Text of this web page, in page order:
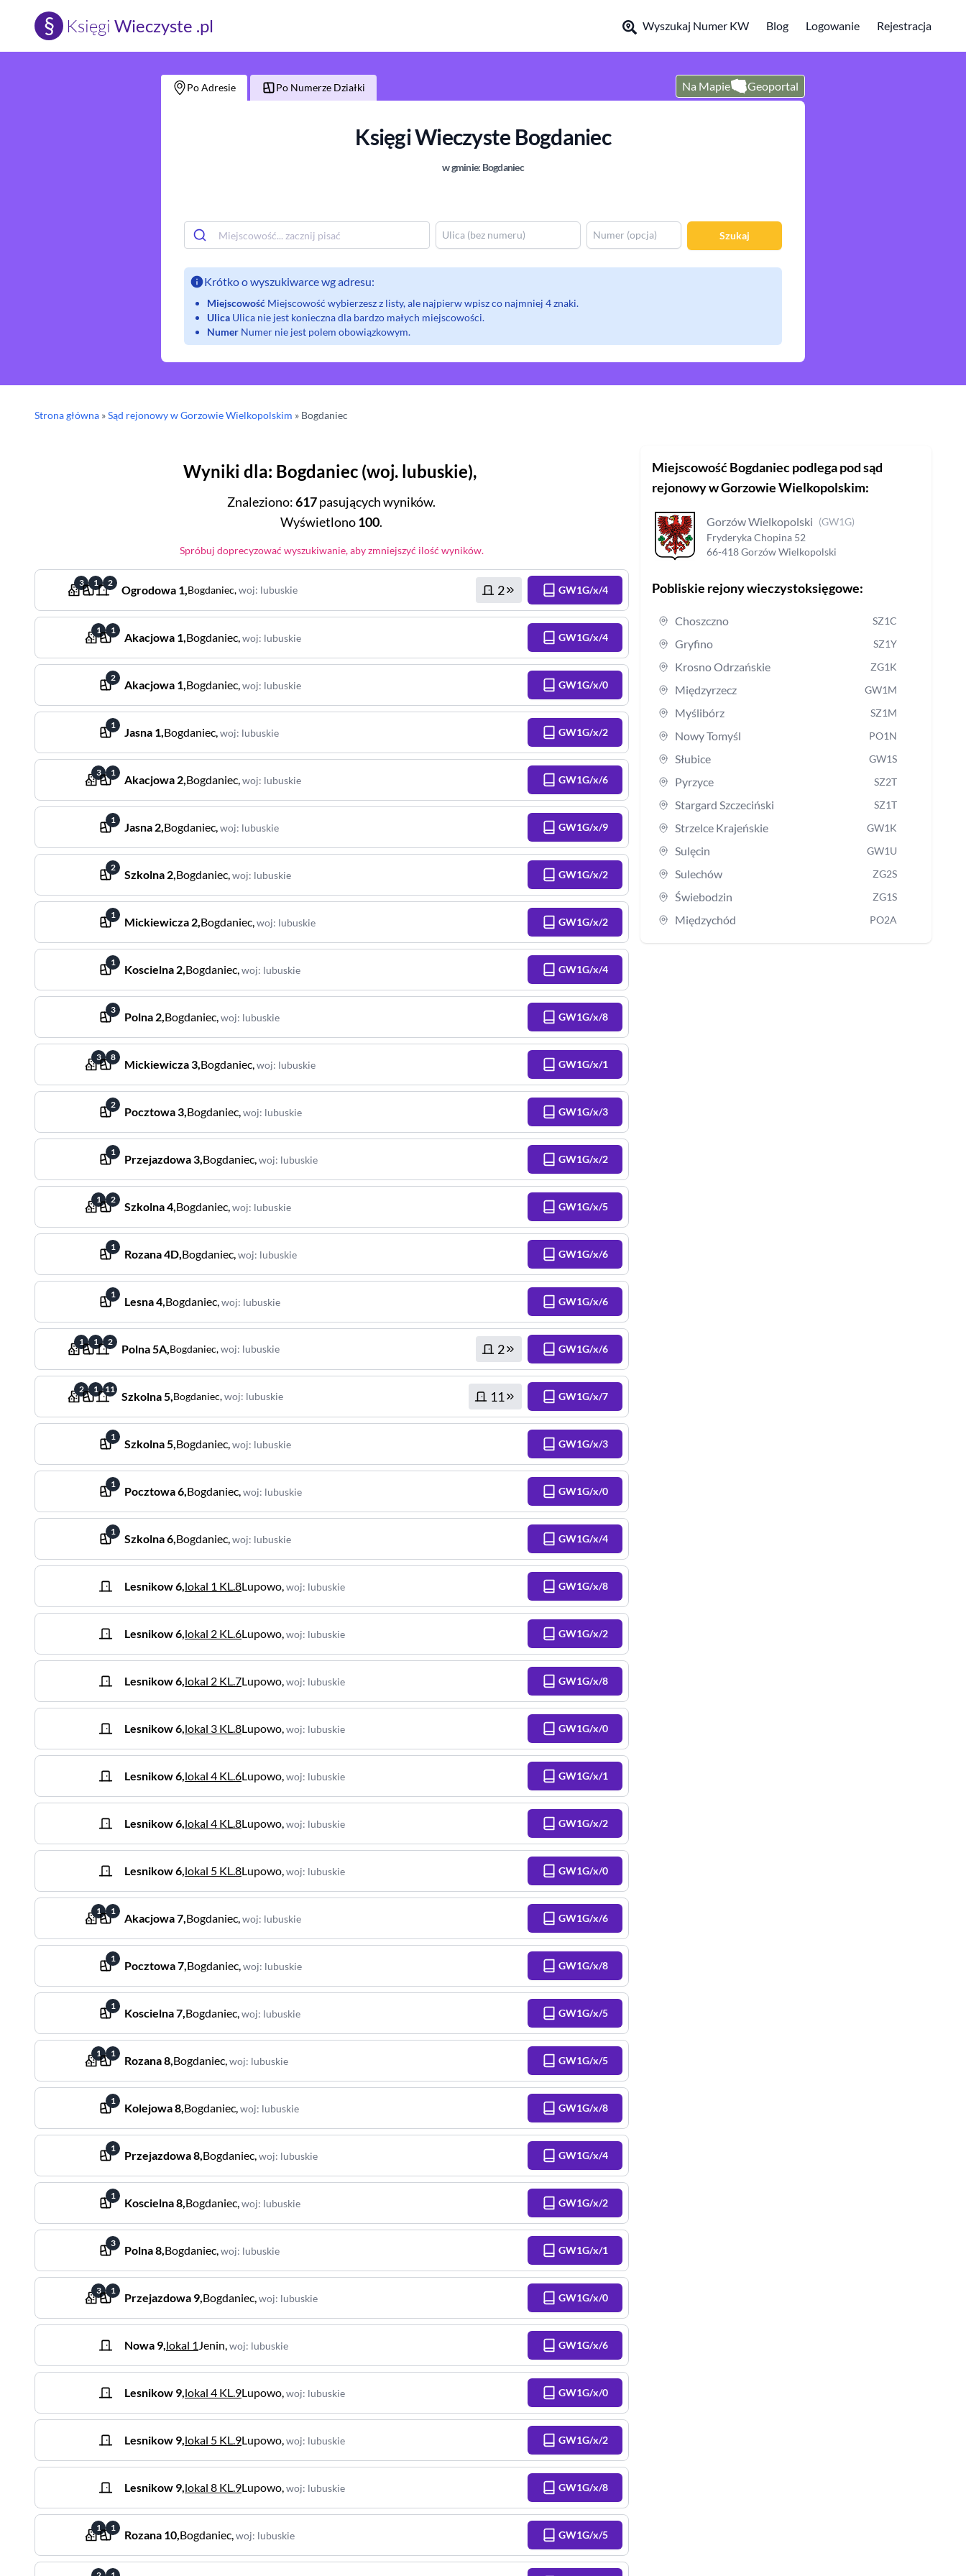
§ Księgi Wieczyste .pl Wyszukaj Numer KW Blog Logowanie Rejestracja
Po Adresie Po Numerze Działki Na Mapie Geoportal
Księgi Wieczyste Bogdaniec
w gminie: Bogdaniec
Szukaj
Krótko o wyszukiwarce wg adresu:
Miejscowość Miejscowość wybierzesz z listy, ale najpierw wpisz co najmniej 4 znaki.
Ulica Ulica nie jest konieczna dla bardzo małych miejscowości.
Numer Numer nie jest polem obowiązkowym.
Strona główna »Sąd rejonowyw Gorzowie Wielkopolskim » Bogdaniec
Wyniki dla: Bogdaniec (woj. lubuskie),
Znaleziono:617pasujących wyników.
Wyświetlono100.
Spróbuj doprecyzować wyszukiwanie, aby zmniejszyć ilość wyników.
3 1 2
Ogrodowa 1,Bogdaniec,woj: lubuskie 2 GW1G/x/4
1 1
Akacjowa 1,Bogdaniec,woj: lubuskie GW1G/x/4
2
Akacjowa 1,Bogdaniec,woj: lubuskie GW1G/x/0
1
Jasna 1,Bogdaniec,woj: lubuskie GW1G/x/2
3 1
Akacjowa 2,Bogdaniec,woj: lubuskie GW1G/x/6
1
Jasna 2,Bogdaniec,woj: lubuskie GW1G/x/9
2
Szkolna 2,Bogdaniec,woj: lubuskie GW1G/x/2
1
Mickiewicza 2,Bogdaniec,woj: lubuskie GW1G/x/2
1
Koscielna 2,Bogdaniec,woj: lubuskie GW1G/x/4
3
Polna 2,Bogdaniec,woj: lubuskie GW1G/x/8
3 8
Mickiewicza3,Bogdaniec,woj: lubuskie GW1G/x/1
2
Pocztowa3,Bogdaniec,woj: lubuskie GW1G/x/3
1
Przejazdowa3,Bogdaniec,woj: lubuskie GW1G/x/2
1 2
Szkolna4,Bogdaniec,woj: lubuskie GW1G/x/5
1
Rozana4D,Bogdaniec,woj: lubuskie GW1G/x/6
1
Lesna4,Bogdaniec,woj: lubuskie GW1G/x/6
1 1 2
Polna5A,Bogdaniec,woj: lubuskie 2 GW1G/x/6
2 1 11
Szkolna5,Bogdaniec,woj: lubuskie 11 GW1G/x/7
1
Szkolna5,Bogdaniec,woj: lubuskie GW1G/x/3
1
Pocztowa6,Bogdaniec,woj: lubuskie GW1G/x/0
1
Szkolna6,Bogdaniec,woj: lubuskie GW1G/x/4
Lesnikow6,lokal 1 KL.8Lupowo,woj: lubuskie GW1G/x/8
Lesnikow6,lokal 2 KL.6Lupowo,woj: lubuskie GW1G/x/2
Lesnikow6,lokal 2 KL.7Lupowo,woj: lubuskie GW1G/x/8
Lesnikow6,lokal 3 KL.8Lupowo,woj: lubuskie GW1G/x/0
Lesnikow6,lokal 4 KL.6Lupowo,woj: lubuskie GW1G/x/1
Lesnikow6,lokal 4 KL.8Lupowo,woj: lubuskie GW1G/x/2
Lesnikow6,lokal 5 KL.8Lupowo,woj: lubuskie GW1G/x/0
1 1
Akacjowa7,Bogdaniec,woj: lubuskie GW1G/x/6
1
Pocztowa7,Bogdaniec,woj: lubuskie GW1G/x/8
1
Koscielna7,Bogdaniec,woj: lubuskie GW1G/x/5
1 1
Rozana8,Bogdaniec,woj: lubuskie GW1G/x/5
1
Kolejowa8,Bogdaniec,woj: lubuskie GW1G/x/8
1
Przejazdowa8,Bogdaniec,woj: lubuskie GW1G/x/4
1
Koscielna8,Bogdaniec,woj: lubuskie GW1G/x/2
3
Polna8,Bogdaniec,woj: lubuskie GW1G/x/1
3 1
Przejazdowa 9,Bogdaniec,woj: lubuskie GW1G/x/0
Nowa 9,lokal 1 Jenin,woj: lubuskie GW1G/x/6
Lesnikow 9,lokal 4 KL.9Lupowo,woj: lubuskie GW1G/x/0
Lesnikow 9,lokal 5 KL.9Lupowo,woj: lubuskie GW1G/x/2
Lesnikow 9,lokal 8 KL.9Lupowo,woj: lubuskie GW1G/x/8
1 1
Rozana 10,Bogdaniec,woj: lubuskie GW1G/x/5
MiejscowośćBogdaniecpodlega pod sąd
rejonowyw Gorzowie Wielkopolskim:
Gorzów Wielkopolski (GW1G)
Fryderyka Chopina 52
66-418Gorzów Wielkopolski
Pobliskie rejony wieczystoksięgowe:
Choszczno SZ1C
Gryfino SZ1Y
Krosno Odrzańskie ZG1K
Międzyrzecz GW1M
Myślibórz SZ1M
Nowy Tomyśl PO1N
Słubice GW1S
Pyrzyce SZ2T
Stargard Szczeciński SZ1T
Strzelce Krajeńskie GW1K
Sulęcin GW1U
Sulechów ZG2S
Świebodzin ZG1S
Międzychód PO2A